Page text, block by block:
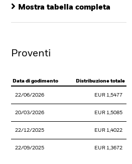
Mostra tabella completa
Proventi
Data di godimento Distribuzione totale
22/06/2026 EUR 1,5477
20/03/2026 EUR 1,5085
22/12/2025 EUR 1,4022
22/09/2025 EUR 1,3672